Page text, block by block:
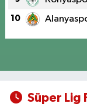
10
Süper Lig